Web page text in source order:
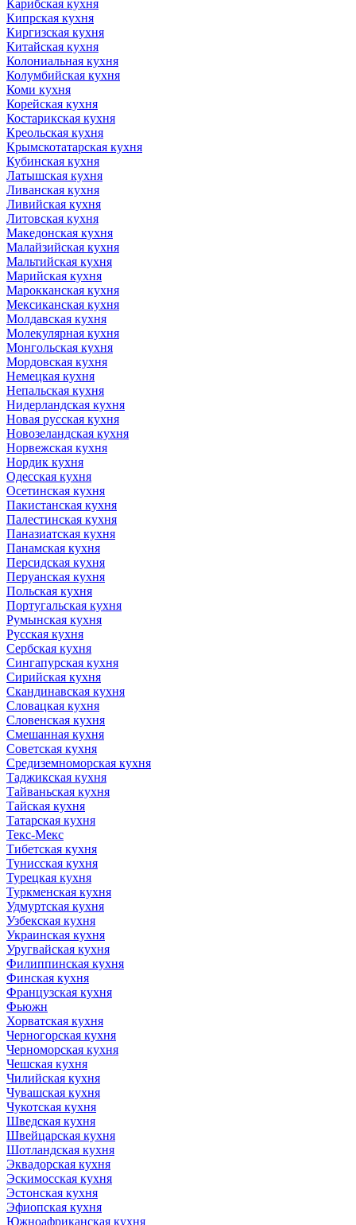
Карибская кухня
Кипрская кухня
Киргизская кухня
Китайская кухня
Колониальная кухня
Колумбийская кухня
Коми кухня
Корейская кухня
Костарикская кухня
Креольская кухня
Крымскотатарская кухня
Кубинская кухня
Латышская кухня
Ливанская кухня
Ливийская кухня
Литовская кухня
Македонская кухня
Малайзийская кухня
Мальтийская кухня
Марийская кухня
Марокканская кухня
Мексиканская кухня
Молдавская кухня
Молекулярная кухня
Монгольская кухня
Мордовская кухня
Немецкая кухня
Непальская кухня
Нидерландская кухня
Новая русская кухня
Новозеландская кухня
Норвежская кухня
Нордик кухня
Одесская кухня
Осетинская кухня
Пакистанская кухня
Палестинская кухня
Паназиатская кухня
Панамская кухня
Персидская кухня
Перуанская кухня
Польская кухня
Португальская кухня
Румынская кухня
Русская кухня
Сербская кухня
Сингапурская кухня
Сирийская кухня
Скандинавская кухня
Словацкая кухня
Словенская кухня
Смешанная кухня
Советская кухня
Средиземноморская кухня
Таджикская кухня
Тайваньская кухня
Тайская кухня
Татарская кухня
Текс-Мекс
Тибетская кухня
Тунисская кухня
Турецкая кухня
Туркменская кухня
Удмуртская кухня
Узбекская кухня
Украинская кухня
Уругвайская кухня
Филиппинская кухня
Финская кухня
Французская кухня
Фьюжн
Хорватская кухня
Черногорская кухня
Черноморская кухня
Чешская кухня
Чилийская кухня
Чувашская кухня
Чукотская кухня
Шведская кухня
Швейцарская кухня
Шотландская кухня
Эквадорская кухня
Эскимосская кухня
Эстонская кухня
Эфиопская кухня
Южноафриканская кухня